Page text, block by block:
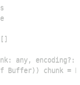
    const oldWrite = res.write